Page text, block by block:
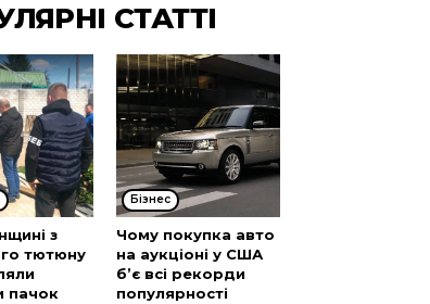
СТАТТІ
з
тютюну
пачок
Бізнес
Чому покупка авто
на аукціоні у США
б’є всі рекорди
популярності